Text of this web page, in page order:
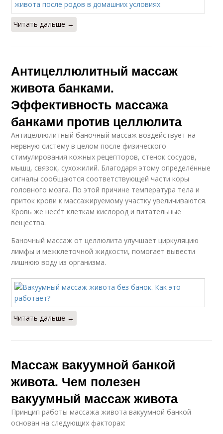
Читать дальше →
Антицеллюлитный массаж
живота банками.
Эффективность массажа
банками против целлюлита
Антицеллюлитный баночный массаж воздействует на
нервную систему в целом после физического
стимулирования кожных рецепторов, стенок сосудов,
мышц, связок, сухожилий. Благодаря этому определённые
сигналы сообщаются соответствующей части коры
головного мозга. По этой причине температура тела и
приток крови к массажируемому участку увеличиваются.
Кровь же несёт клеткам кислород и питательные
вещества.
Баночный массаж от целлюлита улучшает циркуляцию
лимфы и межклеточной жидкости, помогает вывести
лишнюю воду из организма.
Читать дальше →
Массаж вакуумной банкой
живота. Чем полезен
вакуумный массаж живота
Принцип работы массажа живота вакуумной банкой
основан на следующих факторах: